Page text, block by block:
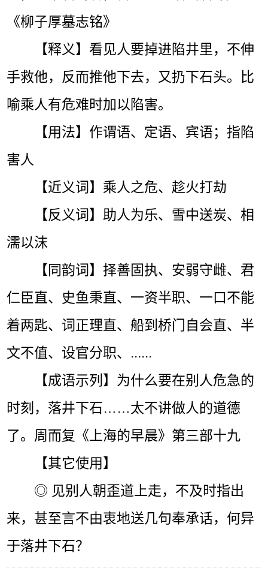
《柳子厚墓志铭》
【释义】看见人要掉进陷井里，不伸
手救他，反而推他下去，又扔下石头。比
喻乘人有危难时加以陷害。
【用法】作谓语、定语、宾语；指陷
害人
【近义词】乘人之危、趁火打劫
【反义词】助人为乐、雪中送炭、相
濡以沫
【同韵词】择善固执、安弱守雌、君
仁臣直、史鱼秉直、一资半职、一口不能
着两匙、词正理直、船到桥门自会直、半
文不值、设官分职、......
【成语示列】为什么要在别人危急的
时刻，落井下石……太不讲做人的道德
了。周而复《上海的早晨》第三部十九
【其它使用】
◎ 见别人朝歪道上走，不及时指出
来，甚至言不由衷地送几句奉承话，何异
于落井下石？